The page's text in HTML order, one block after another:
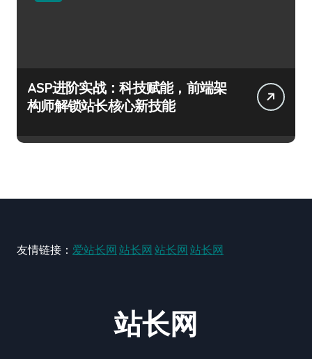
ASP进阶实战：科技赋能，前端架
构师解锁站长核心新技能
友情链接： 爱站长网 站长网 站长网 站长网
站长网